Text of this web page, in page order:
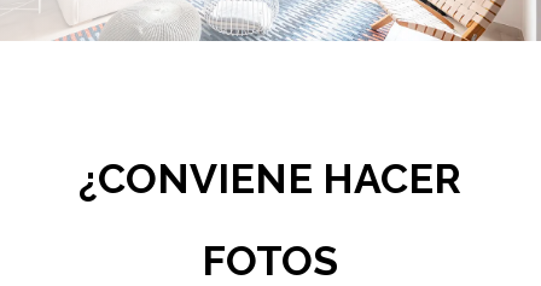
¿CONVIENE HACER
FOTOS